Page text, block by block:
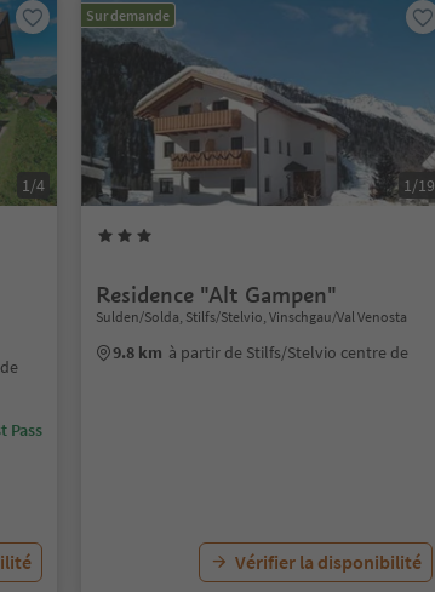
1/4
Pass
Sur demande
1/19
Residence "Alt Gampen"
Sulden/Solda, Stilfs/Stelvio, Vinschgau/Val Venosta
9.8 km à partir de Stilfs/Stelvio centre de
Vérifier la disponibilité